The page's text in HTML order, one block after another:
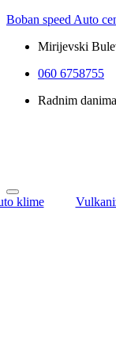
Boban speed Auto
Mirijevski
060 6758755
Radnim
klime